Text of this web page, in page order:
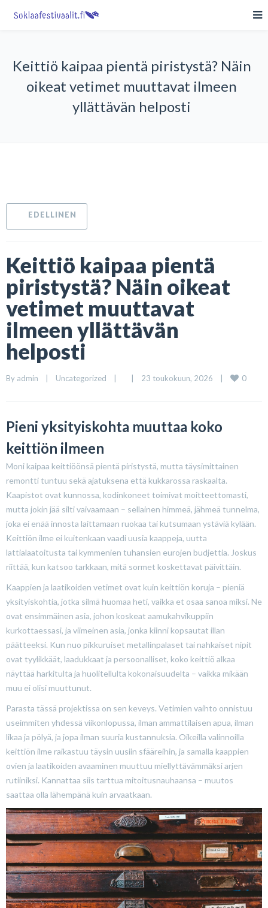
Keittiö kaipaa pientä piristystä? Näin
oikeat vetimet muuttavat ilmeen
yllättävän helposti
Keittiö kaipaa pientä
piristystä? Näin oikeat
vetimet muuttavat
ilmeen yllättävän
helposti
By admin Uncategorized 23 toukokuun, 2026 0
Pieni yksityiskohta muuttaa koko
keittiön ilmeen
Moni kaipaa keittiöönsä pientä piristystä, mutta täysimittainen
remontti tuntuu sekä ajatuksena että kukkarossa raskaalta.
Kaapistot ovat kunnossa, kodinkoneet toimivat moitteettomasti,
mutta jokin jää silti vaivaamaan – sellainen himmeä, jähmeä tunnelma,
joka ei enää innosta laittamaan ruokaa tai kutsumaan ystäviä kylään.
Keittiön ilme ei kuitenkaan vaadi uusia kaappeja, uutta
lattialaatoitusta tai kymmenien tuhansien eurojen budjettia. Joskus
riittää, kun katsoo tarkkaan, mitä sormet koskettavat päivittäin.
Kaappien ja laatikoiden vetimet ovat kuin keittiön koruja – pieniä
yksityiskohtia, jotka silmä huomaa heti, vaikka et osaa sanoa miksi. Ne
ovat ensimmäinen asia, johon koskeat aamukahvikuppiin
kurkottaessasi, ja viimeinen asia, jonka kiinni kopsautat illan
päätteeksi. Kun nuo pikkuruiset metallinpalaset tai nahkaiset nipit
ovat tyylikkäät, laadukkaat ja persoonalliset, koko keittiö alkaa
näyttää harkitulta ja huolitellulta kokonaisuudelta – vaikka mikään
muu ei olisi muuttunut.
Parasta tässä projektissa on sen keveys. Vetimien vaihto onnistuu
useimmiten yhdessä viikonlopussa, ilman ammattilaisen apua, ilman
likaa ja pölyä, ja jopa ilman suuria kustannuksia. Oikeilla valinnoilla
keittiön ilme raikastuu täysin uusiin sfääreihin, ja samalla kaappien
ovien ja laatikoiden avaaminen muuttuu miellyttävämmäksi arjen
rutiiniksi. Kannattaa siis tarttua mitoitusnauhaansa – muutos
saattaa olla lähempänä kuin arvaatkaan.